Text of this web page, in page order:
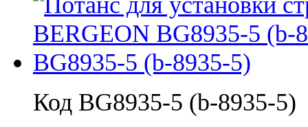
Код BG8935-5 (b-8935-5)